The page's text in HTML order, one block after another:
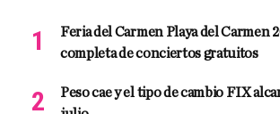
Feria del Carmen Playa del Carmen
completa de conciertos gratuitos
Peso cae y el tipo de cambio FIX